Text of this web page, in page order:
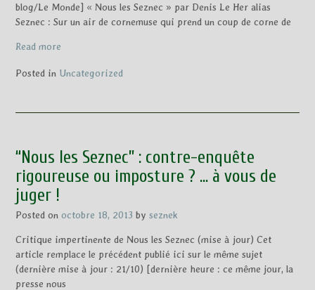
blog/Le Monde] « Nous les Seznec » par Denis Le Her alias
Seznec : Sur un air de cornemuse qui prend un coup de corne de
Read more
Posted in Uncategorized
“Nous les Seznec” : contre-enquête
rigoureuse ou imposture ? … à vous de
juger !
Posted on octobre 18, 2013 by seznek
Critique impertinente de Nous les Seznec (mise à jour) Cet
article remplace le précédent publié ici sur le même sujet
(dernière mise à jour : 21/10) [dernière heure : ce même jour, la
presse nous